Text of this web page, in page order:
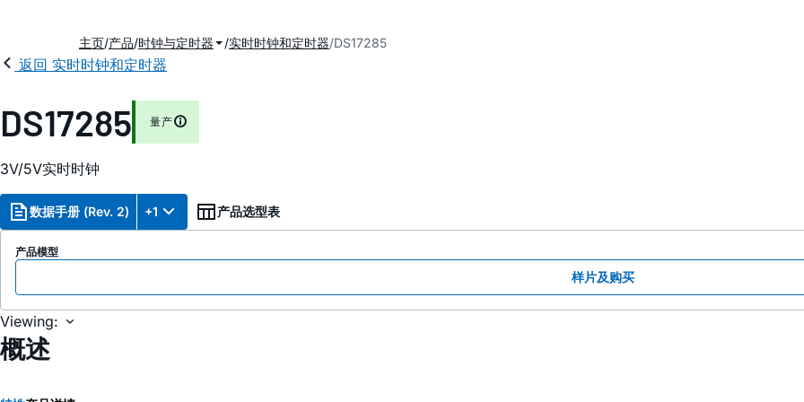
主页 产品 时钟与定时器 实时时钟和定时器 DS17285
返回 实时时钟和定时器
DS17285 量产
3V/5V实时时钟
数据手册 (Rev. 2) +1 产品选型表
产品模型
样片及购买
Viewing:
概述